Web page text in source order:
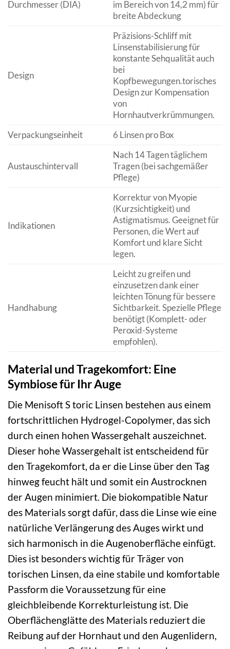
Durchmesser (DIA)
im Bereich von 14,2 mm) für
breite Abdeckung
Design
Präzisions-Schliff mit
Linsenstabilisierung für
konstante Sehqualität auch
bei
Kopfbewegungen.torisches
Design zur Kompensation
von
Hornhautverkrümmungen.
Verpackungseinheit
6 Linsen pro Box
Austauschintervall
Nach 14 Tagen täglichem
Tragen (bei sachgemäßer
Pflege)
Indikationen
Korrektur von Myopie
(Kurzsichtigkeit) und
Astigmatismus. Geeignet für
Personen, die Wert auf
Komfort und klare Sicht
legen.
Handhabung
Leicht zu greifen und
einzusetzen dank einer
leichten Tönung für bessere
Sichtbarkeit. Spezielle Pflege
benötigt (Komplett- oder
Peroxid-Systeme
empfohlen).
Material und Tragekomfort: Eine
Symbiose für Ihr Auge
Die Menisoft S toric Linsen bestehen aus einem
fortschrittlichen Hydrogel-Copolymer, das sich
durch einen hohen Wassergehalt auszeichnet.
Dieser hohe Wassergehalt ist entscheidend für
den Tragekomfort, da er die Linse über den Tag
hinweg feucht hält und somit ein Austrocknen
der Augen minimiert. Die biokompatible Natur
des Materials sorgt dafür, dass die Linse wie eine
natürliche Verlängerung des Auges wirkt und
sich harmonisch in die Augenoberfläche einfügt.
Dies ist besonders wichtig für Träger von
torischen Linsen, da eine stabile und komfortable
Passform die Voraussetzung für eine
gleichbleibende Korrekturleistung ist. Die
Oberflächenglätte des Materials reduziert die
Reibung auf der Hornhaut und den Augenlidern,